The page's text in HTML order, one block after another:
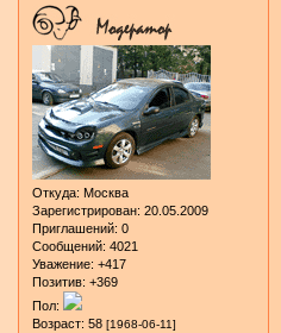
Откуда: Москва
Зарегистрирован: 20.05.2009
Приглашений: 0
Сообщений: 4021
Уважение: +417
Позитив: +369
Пол:
Возраст: 58 [1968-06-11]